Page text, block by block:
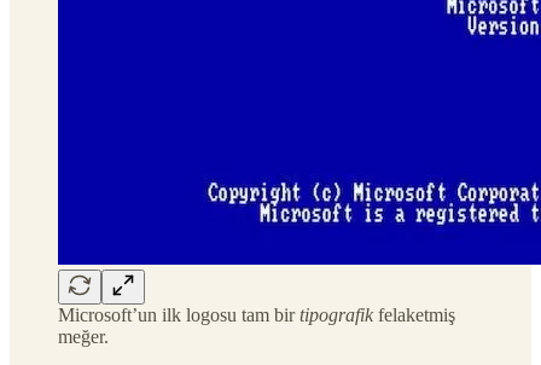
Microsoft’un ilk logosu tam birtipografik felaketmiş
meğer.